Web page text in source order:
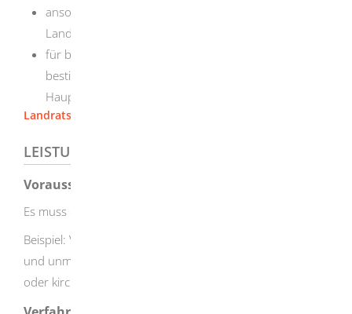
ansonsten: das für das Gebiet zuständige
Landratsamt
für bestimmte Tanzveranstaltungen und für
bestimmte Veranstaltungen während des
Hauptgottesdienstes: die Gemeinde
Landratsamt Heidenheim
LEISTUNGSDETAILS
Voraussetzungen
Es muss ein besonderer Ausnahmefall vorliegen.
Beispiel: Verkaufsveranstaltungen zur ausschließlichen
und unmittelbaren Förderung gemeinnütziger, mildtätiger
oder kirchlicher Zwecke.